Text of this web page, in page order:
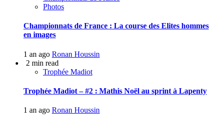
Photos
Championnats de France : La course des Elites hommes
en images
1 an ago Ronan Houssin
2 min read
Trophée Madiot
Trophée Madiot – #2 : Mathis Noël au sprint à Lapenty
1 an ago Ronan Houssin